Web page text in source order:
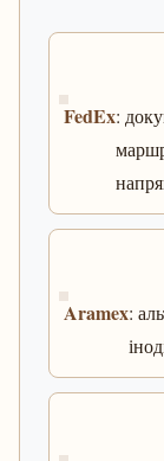
FedEx:
Aramex: